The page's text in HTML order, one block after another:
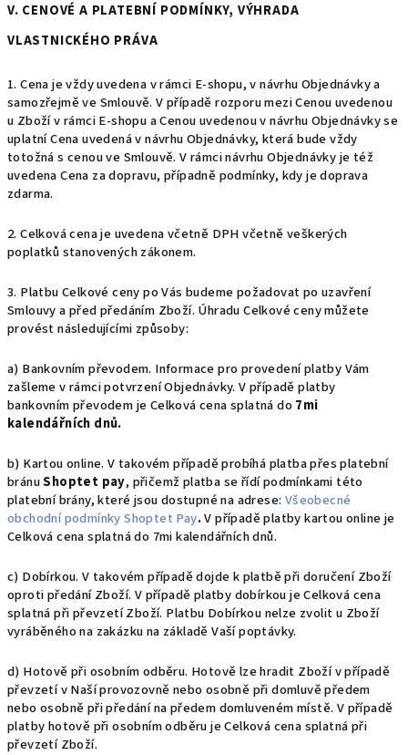
V. CENOVÉ A PLATEBNÍ PODMÍNKY, VÝHRADA
VLASTNICKÉHO PRÁVA
1. Cena je vždy uvedena v rámci E-shopu, v návrhu Objednávky a
samozřejmě ve Smlouvě. V případě rozporu mezi Cenou uvedenou
u Zboží v rámci E-shopu a Cenou uvedenou v návrhu Objednávky se
uplatní Cena uvedená v návrhu Objednávky, která bude vždy
totožná s cenou ve Smlouvě. V rámci návrhu Objednávky je též
uvedena Cena za dopravu, případně podmínky, kdy je doprava
zdarma.
2. Celková cena je uvedena včetně DPH včetně veškerých
poplatků stanovených zákonem.
3. Platbu Celkové ceny po Vás budeme požadovat po uzavření
Smlouvy a před předáním Zboží. Úhradu Celkové ceny můžete
provést následujícími způsoby:
a) Bankovním převodem. Informace pro provedení platby Vám
zašleme v rámci potvrzení Objednávky. V případě platby
bankovním převodem je Celková cena splatná do7mi
kalendářních dnů.
b) Kartou online. V takovém případě probíhá platba přes platební
bránuShoptet pay, přičemž platba se řídí podmínkami této
platební brány, které jsou dostupné na adrese: Všeobecné
obchodní podmínky Shoptet Pay.V případě platby kartou online je
Celková cena splatná do 7mi kalendářních dnů.
c) Dobírkou. V takovém případě dojde k platbě při doručení Zboží
oproti předání Zboží. V případě platby dobírkou je Celková cena
splatná při převzetí Zboží. Platbu Dobírkou nelze zvolit u Zboží
vyráběného na zakázku na základě Vaší poptávky.
d) Hotově při osobním odběru. Hotově lze hradit Zboží v případě
převzetí v Naší provozovně nebo osobně při domluvě předem
nebo osobně při předání na předem domluveném místě. V případě
platby hotově při osobním odběru je Celková cena splatná při
převzetí Zboží.